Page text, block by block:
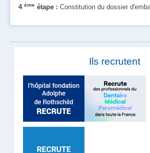
4 ème étape : Constitution du dossier
Ils recrutent